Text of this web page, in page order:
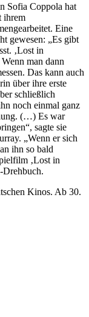
Sofia Coppola hat
ihrem
Eine
gewesen: „Es gibt
‚Lost in
man dann
Das kann auch
über ihre erste
schließlich
noch einmal ganz
(…) Es war
sagte sie
„Wenn er sich
ihn so bald
‚Lost in
Drehbuch.
Kinos. Ab 30.